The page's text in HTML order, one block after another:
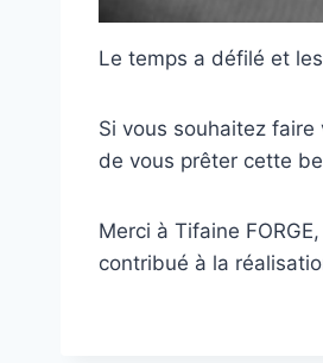
Le temps a défilé et
Si vous souhaitez
de vous prêter cette
Merci à Tifaine
contribué à la